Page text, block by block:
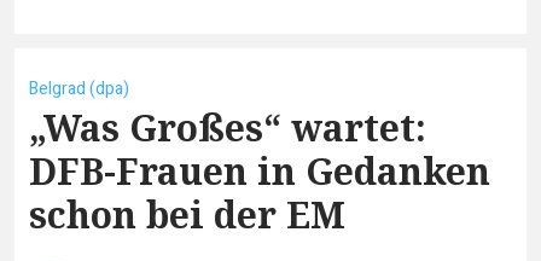
Belgrad (dpa)
„Was Großes“ wartet:
DFB-Frauen in Gedanken
schon bei der EM